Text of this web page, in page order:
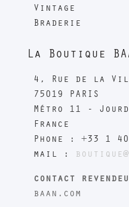
Vintage
Braderie
La Boutique
4, Rue de la
75019 PARIS
Métro 11 -
France
Phone : +33 1
mail :
contact
baan.com